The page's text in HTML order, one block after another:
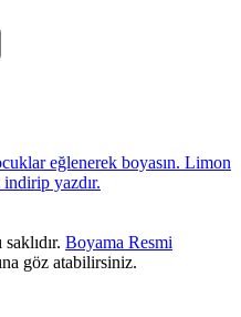
Boyama Resmi
göz atabilirsiniz.